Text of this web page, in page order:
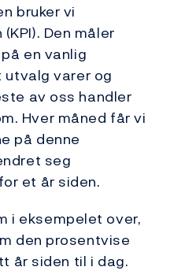
bruker vi
Den måler
en vanlig
utvalg varer og
av oss handler
Hver måned får vi
på denne
seg
et år siden.
i eksempelet over,
den prosentvise
år siden til i dag.